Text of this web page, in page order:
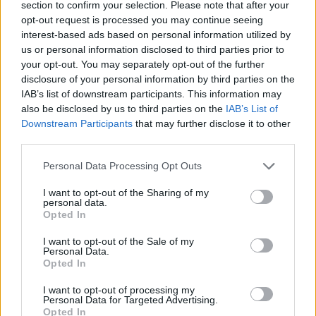
section to confirm your selection. Please note that after your
opt-out request is processed you may continue seeing
interest-based ads based on personal information utilized by
us or personal information disclosed to third parties prior to
your opt-out. You may separately opt-out of the further
disclosure of your personal information by third parties on the
IAB’s list of downstream participants. This information may
also be disclosed by us to third parties on the IAB’s List of
Downstream Participants that may further disclose it to other
Personal Data Processing Opt Outs
I want to opt-out of the Sharing of my
personal data.
Opted In
I want to opt-out of the Sale of my
Personal Data.
Opted In
I want to opt-out of processing my
Personal Data for Targeted Advertising.
Opted In
idén karácsonykor? Nem kell tovább keresgélned: íme, a
házi vajkaramellás szaloncukor pofonegyszerű receptje!
TÓTH VIKTÓRIA| 2025. november 29. 10:04
Őrült áron kínálják a vásárban, pedig
fillérekből kijön: így készül a kenyérlángos,
kürtőskalács, forralt bor
Megnyitottak a belföldi karácsonyi vásárok: őrült áron
kínálják a kenyérlángost, kürtőskalácsot, forralt bort.
Mutatjuk, hogyan készítsd el őket otthon olcsón,
Megszereztük a legfinomabb aranygaluska
receptjét: gyermekkori ízek, házi
vaníliasodóval
Kedvenc magyaros desszertjeink után kutatva
bukkantunk rá az aranygaluska klasszikus receptjére:
egyszerűbb elkészíteni, mint gondolnád, nincs ennél